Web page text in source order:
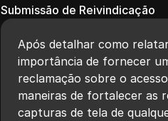
Submissão de Reivindicação
Após detalhar como
importância de fornecer
reclamação sobre o
maneiras de fortalecer as
capturas de tela de